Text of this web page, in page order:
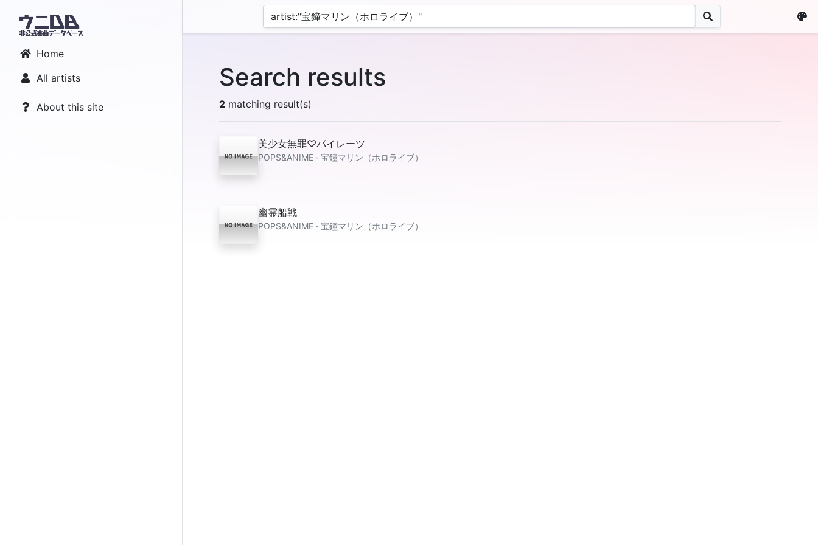
Home
All artists
About this site
Search results
2 matching result(s)
美少女無罪♡パイレーツ
POPS&ANIME · 宝鐘マリン（ホロライブ）
幽霊船戦
POPS&ANIME · 宝鐘マリン（ホロライブ）